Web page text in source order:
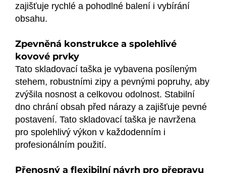
zajišťuje rychlé a pohodlné balení i vybírání
obsahu.
Zpevněná konstrukce a spolehlivé
kovové prvky
Tato skladovací taška je vybavena posíleným
stehem, robustními zipy a pevnými popruhy, aby
zvýšila nosnost a celkovou odolnost. Stabilní
dno chrání obsah před nárazy a zajišťuje pevné
postavení. Tato skladovací taška je navržena
pro spolehlivý výkon v každodenním i
profesionálním použití.
Přenosný a flexibilní návrh pro přepravu